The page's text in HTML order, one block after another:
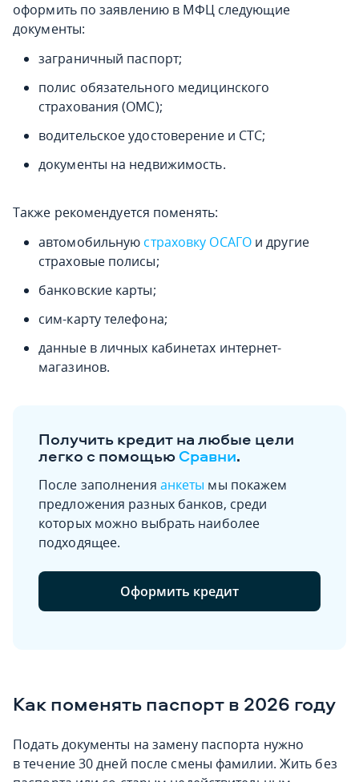
оформить по заявлению в МФЦ следующие
документы:
заграничный паспорт;
полис обязательного медицинского
страхования (ОМС);
водительское удостоверение и СТС;
документы на недвижимость.
Также рекомендуется поменять:
автомобильную страховку ОСАГОи другие
страховые полисы;
банковские карты;
сим-карту телефона;
данные в личных кабинетах интернет-
магазинов.
Получить кредит на любые цели
легко с помощьюСравни.
После заполнения анкеты мы покажем
предложения разных банков, среди
которых можно выбрать наиболее
подходящее.
Оформить кредит
Как поменять паспорт в 2026 году
Подать документы на замену паспорта нужно
в течение 30 дней после смены фамилии. Жить без